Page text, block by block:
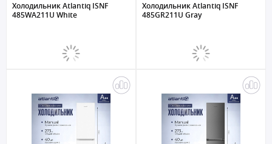
Холодильник Atlantiq ISNF
485WA211U White
Холодильник Atlantiq ISNF
485GR211U Gray